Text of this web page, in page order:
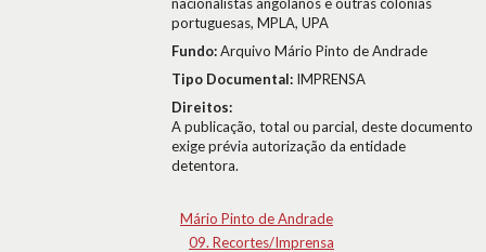
portuguesas, MPLA, UPA
Fundo:Arquivo Mário Pinto de Andrade
Tipo Documental: IMPRENSA
Direitos:
A publicação, total ou parcial, deste documento
exige prévia autorização da entidade
detentora.
Mário Pinto de Andrade
09. Recortes/Imprensa